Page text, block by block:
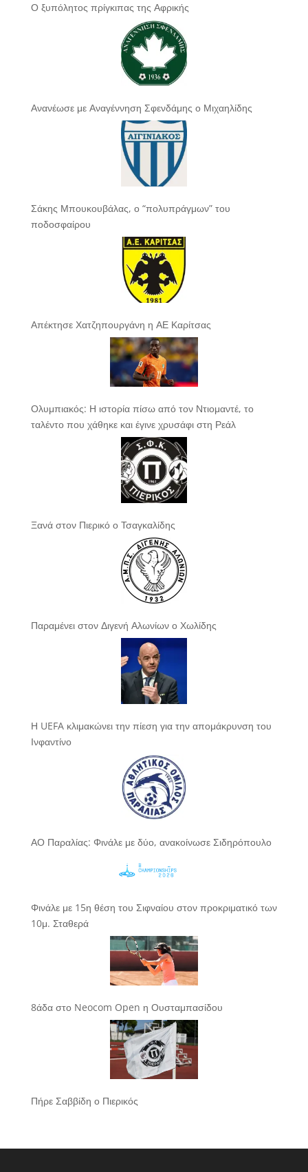
Ο ξυπόλητος πρίγκιπας της Αφρικής
Ανανέωσε με Αναγέννηση Σφενδάμης ο Μιχαηλίδης
Σάκης Μπουκουβάλας, ο “πολυπράγμων” του
ποδοσφαίρου
Απέκτησε Χατζηπουργάνη η ΑΕ Καρίτσας
Ολυμπιακός: Η ιστορία πίσω από τον Ντιομαντέ, το
ταλέντο που χάθηκε και έγινε χρυσάφι στη Ρεάλ
Ξανά στον Πιερικό ο Τσαγκαλίδης
Παραμένει στον Διγενή Αλωνίων ο Χωλίδης
Η UEFA κλιμακώνει την πίεση για την απομάκρυνση του
Ινφαντίνο
ΑΟ Παραλίας: Φινάλε με δύο, ανακοίνωσε Σιδηρόπουλο
Φινάλε με 15η θέση του Σιφναίου στον προκριματικό των
10μ. Σταθερά
8άδα στο Neocom Open η Ουσταμπασίδου
Πήρε Σαββίδη ο Πιερικός